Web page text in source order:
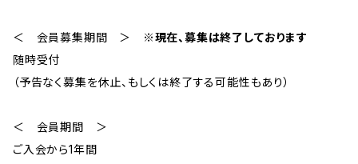
＜ 会員募集期間 ＞
※現在、募集は終了しております
随時受付
（予告なく募集を休止、もしくは終了する可能性もあり）
＜ 会員期間 ＞
ご入会から1年間